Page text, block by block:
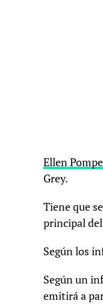
Ellen
Grey.
Tiene que
principal
Según los
Según un
emitirá a